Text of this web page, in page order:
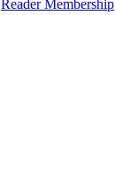
Reader Membership